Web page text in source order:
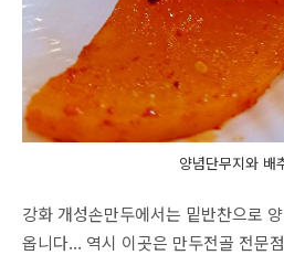
양념단무지와 배
강화 개성손만두에서는 밑반찬으로
옵니다... 역시 이곳은 만두전골 전문